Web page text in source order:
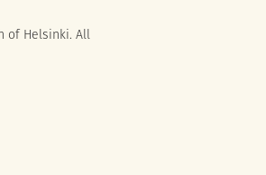
of Helsinki. All